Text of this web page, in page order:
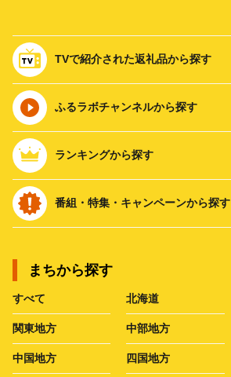
TVで紹介された返礼品から探す
ふるラボチャンネルから探す
ランキングから探す
番組・特集・キャンペーンから探す
まちから探す
すべて 北海道
関東地方 中部地方
中国地方 四国地方